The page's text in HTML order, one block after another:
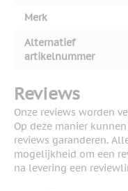
Merk
Alternatief
artikelnummer
Reviews
Onze reviews worden
Op deze manier
reviews garanderen.
mogelijkheid om een
na levering een